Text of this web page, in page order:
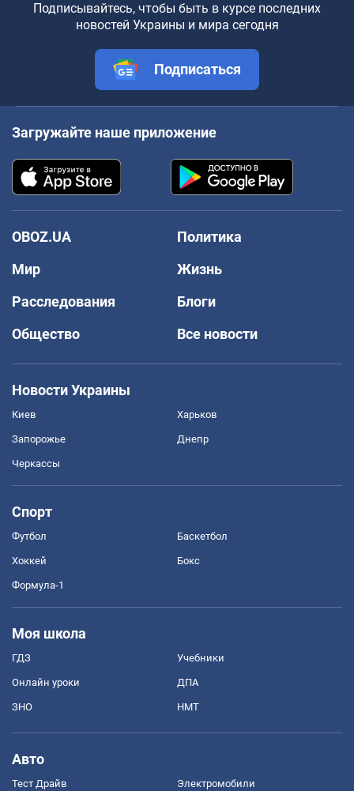
Подписывайтесь, чтобы быть в курсе последних
новостей Украины и мира сегодня
Подписаться
Загружайте наше приложение
OBOZ.UA
Политика
Мир
Жизнь
Расследования
Блоги
Общество
Все новости
Новости Украины
Киев Харьков
Запорожье Днепр
Черкассы
Спорт
Футбол Баскетбол
Хоккей Бокс
Формула-1
Моя школа
ГДЗ Учебники
Онлайн уроки ДПА
ЗНО НМТ
Авто
Тест Драйв Электромобили